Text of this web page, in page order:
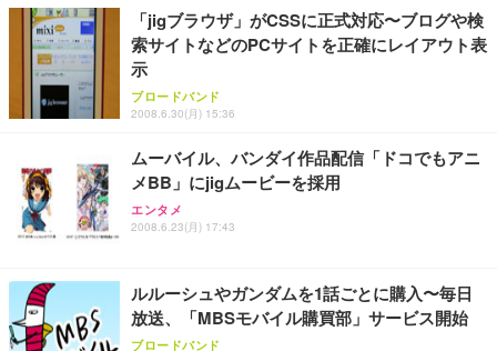
「jigブラウザ」がCSSに正式対応〜ブログや検
索サイトなどのPCサイトを正確にレイアウト表
示
ブロードバンド
2008.6.30(月) 15:36
ムーバイル、バンダイ作品配信「ドコでもアニ
メBB」にjigムービーを採用
エンタメ
2008.6.23(月) 17:43
ルルーシュやガンダムを1話ごとに購入〜毎日
放送、「MBSモバイル購買部」サービス開始
ブロードバンド